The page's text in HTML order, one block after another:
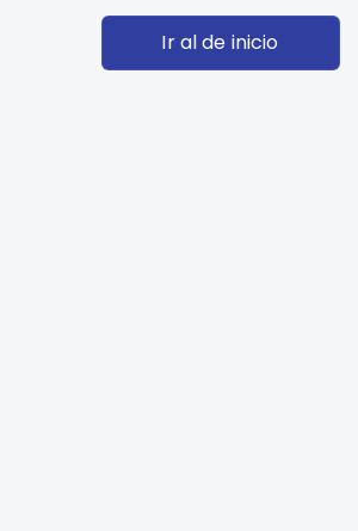
Ir al de inicio